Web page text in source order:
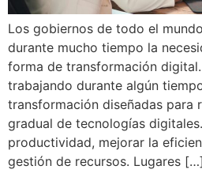
Los gobiernos de todo el
durante mucho tiempo la
forma de transformación
trabajando durante algún
transformación diseñadas para
gradual de tecnologías
productividad, mejorar la
gestión de recursos. Lugares […]